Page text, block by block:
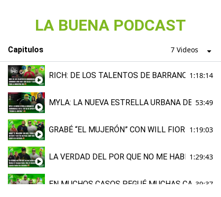
LA BUENA PODCAST
Capitulos 7 Videos
RICH: DE LOS TALENTOS DE BARRANQUILLA
1:18:14
MYLA: LA NUEVA ESTRELLA URBANA DE53:49
GRABÉ “EL MUJERÓN” CON WILL FIORILLO,
1:19:03
LA VERDAD DEL POR QUE NO ME HABLO CON
1:29:43
EN MUCHOS CASOS PEGUÉ MUCHAS 39:37